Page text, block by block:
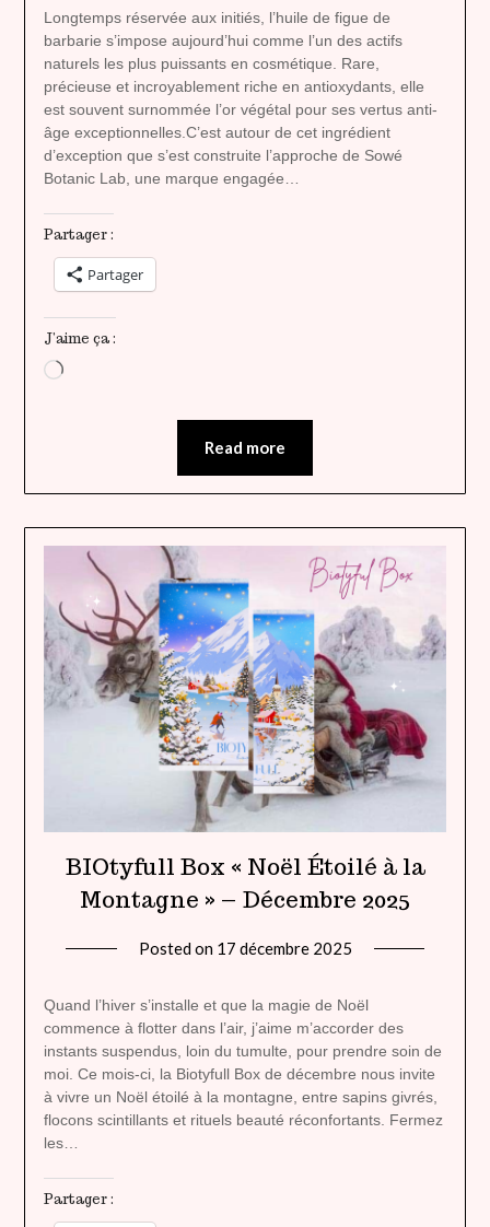
heavenly
Longtemps réservée aux initiés, l’huile de figue de
barbarie s’impose aujourd’hui comme l’un des actifs
naturels les plus puissants en cosmétique. Rare,
précieuse et incroyablement riche en antioxydants, elle
est souvent surnommée l’or végétal pour ses vertus anti-
âge exceptionnelles.C’est autour de cet ingrédient
d’exception que s’est construite l’approche de Sowé
Botanic Lab, une marque engagée…
Partager :
Partager
J’aime ça :
Chargement…
Read more
BIOtyfull Box « Noël Étoilé à la
Montagne » – Décembre 2025
Posted on 17 décembre 2025
heavenly
Quand l’hiver s’installe et que la magie de Noël
commence à flotter dans l’air, j’aime m’accorder des
instants suspendus, loin du tumulte, pour prendre soin de
moi. Ce mois-ci, la Biotyfull Box de décembre nous invite
à vivre un Noël étoilé à la montagne, entre sapins givrés,
flocons scintillants et rituels beauté réconfortants. Fermez
les…
Partager :